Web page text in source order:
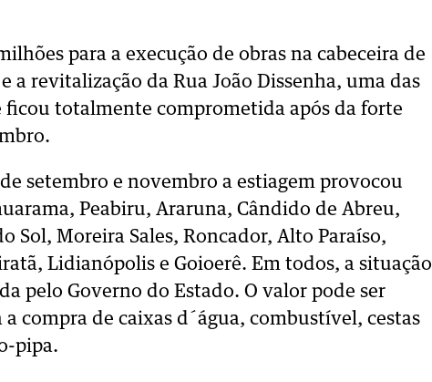
para a execução de obras na cabeceira de
a revitalização da Rua João Dissenha, uma das
totalmente comprometida após da forte
setembro e novembro a estiagem provocou
Peabiru, Araruna, Cândido de Abreu,
Sol, Moreira Sales, Roncador, Alto Paraíso,
Lidianópolis e Goioerê. Em todos, a situação
pelo Governo do Estado. O valor pode ser
compra de caixas d´água, combustível, cestas
pipa.